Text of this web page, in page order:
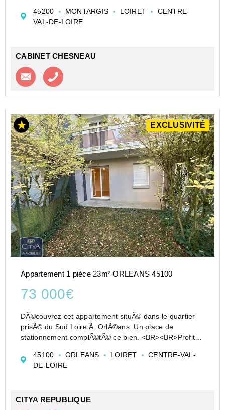
une vue agréable avec son balcon situé Sud.
Une cuisine indép...
45200 MONTARGIS LOIRET
CENTRE-
VAL-DE-LOIRE
CABINET CHESNEAU
Contacter l'agence
EXCLUSIVITÉ
Appartement 1 pièce 23m² ORLEANS 45100
73 000€
DÃ©couvrez cet appartement situÃ© dans le quartier
prisÃ© du Sud Loire Ã OrlÃ©ans. Un place de
stationnement complÃ©tÃ© ce bien. <BR><BR>Profitez
transports en commun est un atout majeur : l...
45100 ORLEANS LOIRET
CENTRE-VAL-
DE-LOIRE
CITYA REPUBLIQUE